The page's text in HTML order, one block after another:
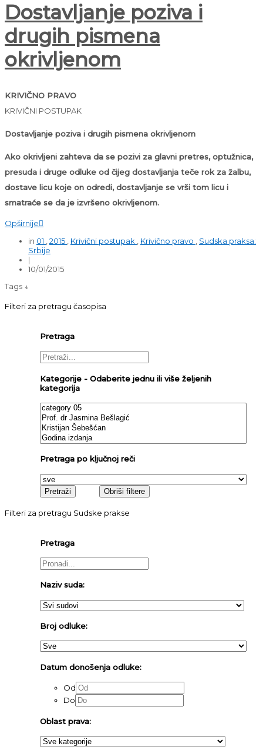
Dostavljanje poziva i
drugih pismena
okrivljenom
KRIVIČNO PRAVO
KRIVIČNI POSTUPAK
Dostavljanje poziva i drugih pismena okrivljenom
Ako okrivljeni zahteva da se pozivi za glavni pretres, optužnica,
presuda i druge odluke od čijeg dostavljanja teče rok za žalbu,
dostave licu koje on odredi, dostavljanje se vrši tom licu i
smatraće se da je izvršeno okrivljenom.
Opširnije
in 01 2015 Krivični postupak Krivično pravo
Sudska praksa:
Srbije
|
10/01/2015
Tags ↓
Filteri za pretragu časopisa
Pretraga
Kategorije - Odaberite jednu ili više željenih
kategorija
Pretraga po ključnoj reči
Filteri za pretragu Sudske prakse
Pretraga
Naziv suda:
Broj odluke:
Datum donošenja odluke:
Od
Do
Oblast prava: